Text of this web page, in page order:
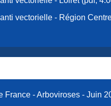
vectorielle - Région
France - Arboviroses - Juin